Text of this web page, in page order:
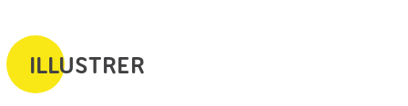
ILLUSTRER